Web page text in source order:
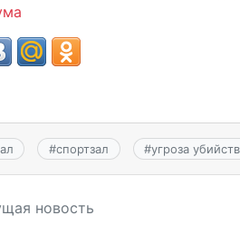
#спортзал #угроза
новость